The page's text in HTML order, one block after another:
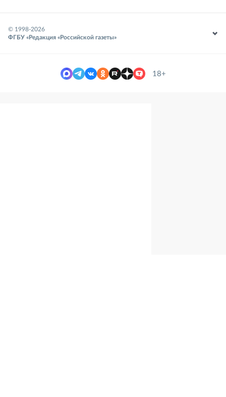
© 1998-2026
ФГБУ «Редакция «Российской газеты»
18+